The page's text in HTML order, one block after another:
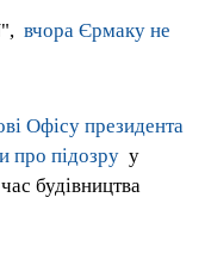
вчора Єрмаку не
Офісу президента
про підозру у
будівництва